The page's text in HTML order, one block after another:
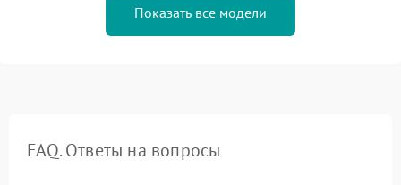
Показать все модели
FAQ. Ответы на вопросы